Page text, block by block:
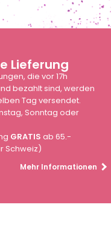
Lieferung
die vor 17h
bezahlt sind, werden
Tag versendet.
Sonntag oder
GRATIS ab 65.-
Schweiz)
Mehr Informationen